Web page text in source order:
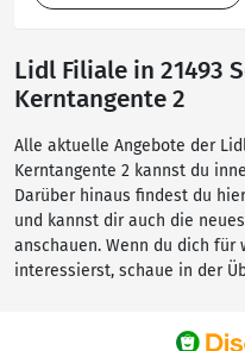
Lidl Filiale in 21493
Kerntangente 2
Alle aktuelle Angebote der
Kerntangente 2 kannst du
Darüber hinaus findest du
und kannst dir auch die
anschauen. Wenn du dich für
interessierst, schaue in der